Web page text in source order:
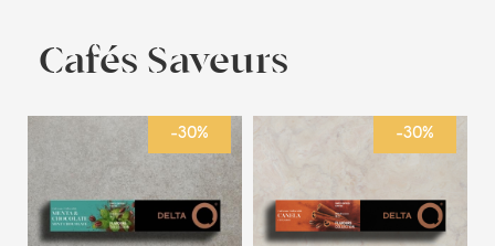
Cafés Saveurs
-30% -30%